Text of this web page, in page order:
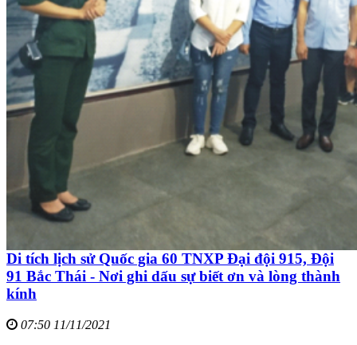
Di tích lịch sử Quốc gia 60 TNXP Đại đội 915, Đội
91 Bắc Thái - Nơi ghi dấu sự biết ơn và lòng thành
kính
07:50 11/11/2021